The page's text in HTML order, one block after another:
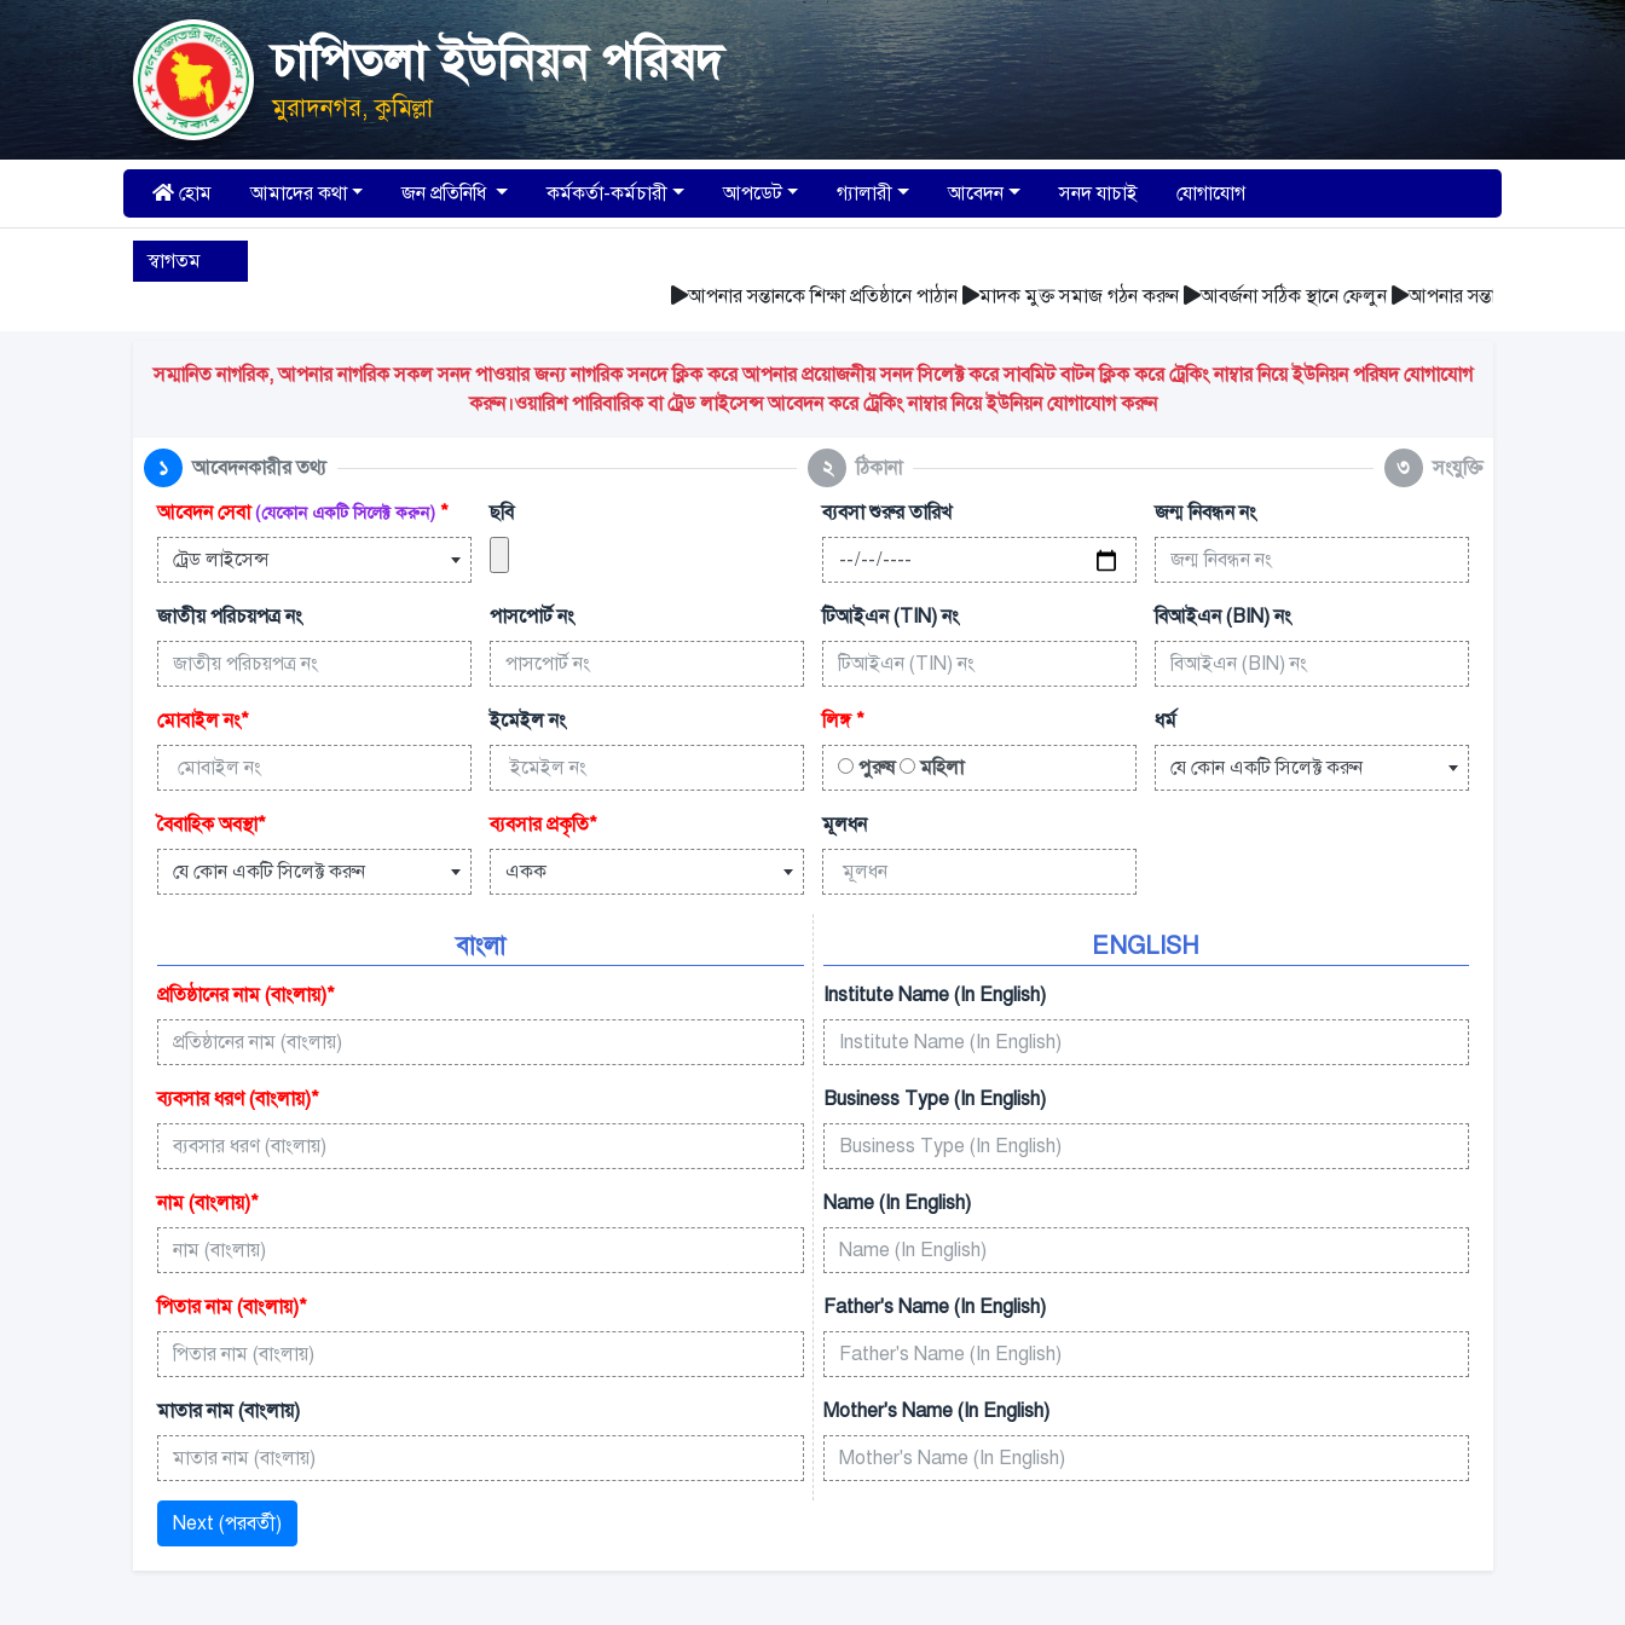
চাপিতলা ইউনিয়ন পরিষদ
মুরাদনগর, কুমিল্লা
হোম আমাদের কথা জন প্রতিনিধি কর্মকর্তা-কর্মচারী আপডেট গ্যালারী আবেদন সনদ যাচাই যোগাযোগ
স্বাগতম
আপনার সন্তানকে শিক্ষা প্রতিষ্ঠানে পাঠান
মাদক মুক্ত সমাজ গঠন করুন আবর্জনা সঠিক স্থানে ফেলুন আপনার সন্তানের জন্ম নিবন্ধন
সম্মানিত নাগরিক, আপনার নাগরিক সকল সনদ পাওয়ার জন্য নাগরিক সনদে ক্লিক করে আপনার প্রয়োজনীয় সনদ সিলেক্ট করে সাবমিট বাটন ক্লিক করে ট্রেকিং নাম্বার নিয়ে ইউনিয়ন পরিষদ যোগাযোগ
করুন।ওয়ারিশ পারিবারিক বা ট্রেড লাইসেন্স আবেদন করে ট্রেকিং নাম্বার নিয়ে ইউনিয়ন যোগাযোগ করুন
১ আবেদনকারীর তথ্য ২ ঠিকানা ৩
সংযুক্তি
আবেদন সেবা(যেকোন একটি সিলেক্ট করুন) *
ট্রেড লাইসেন্স
ছবি ব্যবসা শুরুর তারিখ জন্ম নিবন্ধন নং
জাতীয় পরিচয়পত্র নং পাসপোর্ট নং টিআইএন (TIN) নং বিআইএন (BIN) নং
মোবাইল নং* ইমেইল নং লিঙ্গ*
পুরুষ
মহিলা
ধর্ম
যে কোন একটি সিলেক্ট করুন
বৈবাহিক অবস্থা*
যে কোন একটি সিলেক্ট করুন
ব্যবসার প্রকৃতি*
একক
মূলধন
বাংলা
প্রতিষ্ঠানের নাম (বাংলায়)*
ব্যবসার ধরণ (বাংলায়)*
নাম (বাংলায়)*
পিতার নাম (বাংলায়)*
মাতার নাম (বাংলায়)
ENGLISH
Institute Name (In English)
Business Type (In English)
Name (In English)
Father's Name (In English)
Mother's Name (In English)
Next (পরবর্তী)